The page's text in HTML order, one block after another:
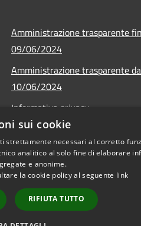
Amministrazione trasparente
09/06/2024
Amministrazione trasparente
10/06/2024
Informativa privacy
Note legali
Dichiarazione di accessibilità
sui cookie
strettamente necessari al corretto
analitico al solo fine di elaborare
e anonime.
la cookie policy al seguente link
RIFIUTA TUTTO